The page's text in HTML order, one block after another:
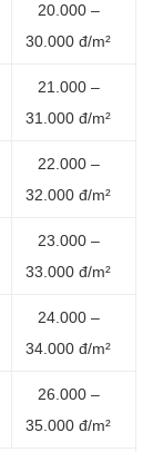
20.000 –
30.000 đ/m²
21.000 –
31.000 đ/m²
22.000 –
32.000 đ/m²
23.000 –
33.000 đ/m²
24.000 –
34.000 đ/m²
26.000 –
35.000 đ/m²